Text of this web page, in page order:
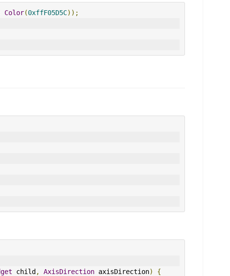
Color(0xffF05D5C));
child , AxisDirection axisDirection)
{